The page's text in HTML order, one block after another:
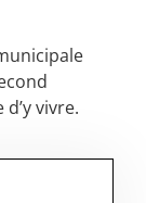
vivre.